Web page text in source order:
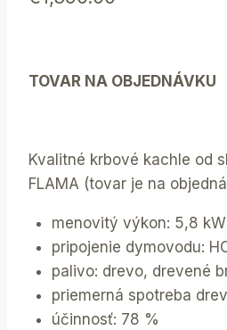
TOVAR NA OBJEDNÁVKU
Kvalitné krbové kachle od
FLAMA (tovar je na
menovitý výkon: 5,8 kW
pripojenie dymovodu:
palivo: drevo, drevené
priemerná spotreba
účinnosť: 78 %